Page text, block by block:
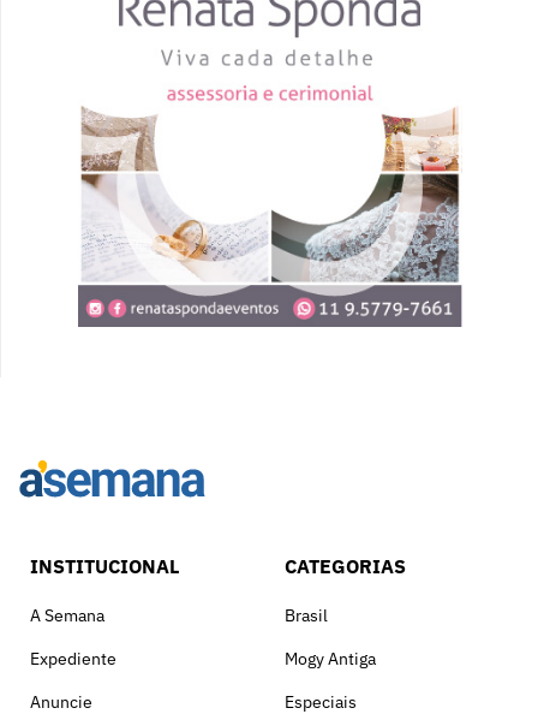
INSTITUCIONAL
A Semana
Expediente
Anuncie
CATEGORIAS
Brasil
Mogy Antiga
Especiais